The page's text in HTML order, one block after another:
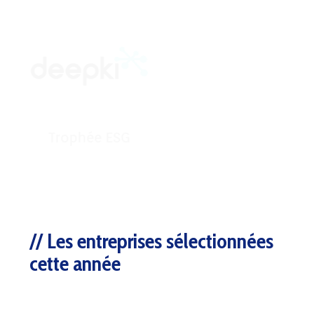
Les entreprises sélectionnées
cette année